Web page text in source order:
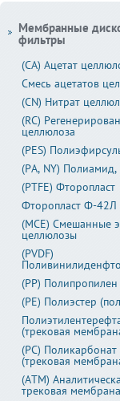
Мембранные
фильтры
(CA) Ацетат
Смесь ацетатов
(CN) Нитрат
(RC)
целлюлоза
(PES)
(PA, NY)
(PTFE) Фторопласт
Фторопласт Ф-42Л
(MCE) Смешанные
целлюлозы
(PVDF)
(PP) Полипропилен
(PE) Полиэстер
(трековая
(PC) Поликарбонат
(трековая
(АТМ)
трековая мембрана